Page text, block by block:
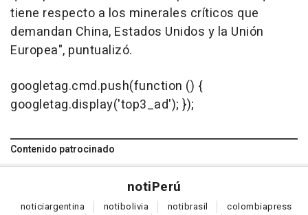
tiene respecto a los minerales críticos que
demandan China, Estados Unidos y la Unión
Europea", puntualizó.
googletag.cmd.push(function () {
googletag.display('top3_ad'); });
Contenido patrocinado
notiPerú
noticiargentina notibolivia notibrasil colombiapress